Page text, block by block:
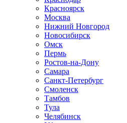
Красноярск
Москва
Нижний Новгород
Новосибирск
Омск
Пермь
Ростов-на-Дону
Самара
Санкт-Петербург
Смоленск
Тамбов
Тула
Челябинск